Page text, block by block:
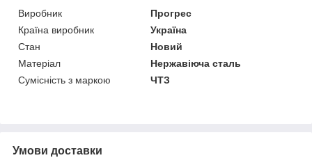
Виробник
Прогрес
Країна виробник
Україна
Стан
Новий
Матеріал
Нержавіюча сталь
Сумісність з маркою
ЧТЗ
Умови доставки